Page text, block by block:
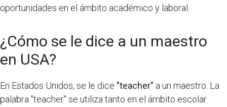
oportunidades en el ámbito académico y laboral.
¿Cómo se le dice a un maestro
en USA?
En Estados Unidos, se le dice "teacher" a un maestro. La
palabra "teacher" se utiliza tanto en el ámbito escolar